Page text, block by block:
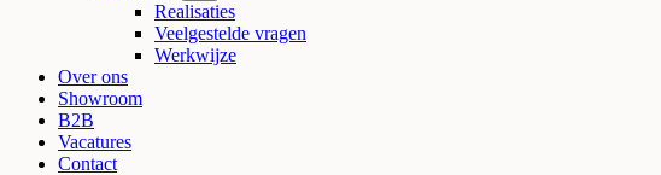
Realisaties
Veelgestelde vragen
Werkwijze
Over ons
Showroom
B2B
Vacatures
Contact